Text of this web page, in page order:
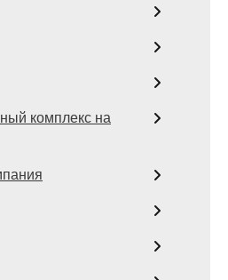
комплекс на